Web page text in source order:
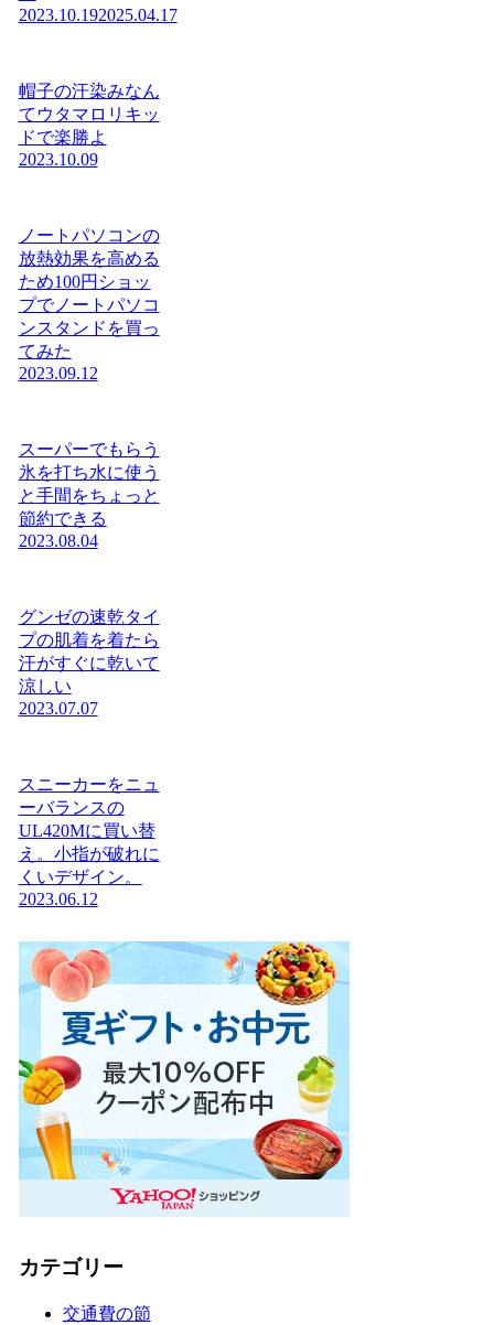
2023.10.192025.04.17
帽子の汗染みなん
てウタマロリキッ
ドで楽勝よ
2023.10.09
ノートパソコンの
放熱効果を高める
ため100円ショッ
プでノートパソコ
ンスタンドを買っ
てみた
2023.09.12
スーパーでもらう
氷を打ち水に使う
と手間をちょっと
節約できる
2023.08.04
グンゼの速乾タイ
プの肌着を着たら
汗がすぐに乾いて
涼しい
2023.07.07
スニーカーをニュ
ーバランスの
UL420Mに買い替
え。小指が破れに
くいデザイン。
2023.06.12
カテゴリー
交通費の節